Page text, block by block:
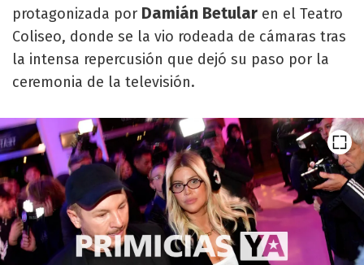
protagonizada por Damián Betular en el Teatro
Coliseo, donde se la vio rodeada de cámaras tras
la intensa repercusión que dejó su paso por la
ceremonia de la televisión.